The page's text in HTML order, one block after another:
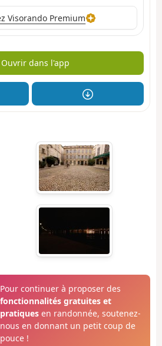
Visorando Premium
Ouvrir dans l'app
Pour continuer à proposer des
fonctionnalités gratuites et
pratiquesen randonnée, soutenez-
nous en donnant un petit coup de
pouce !